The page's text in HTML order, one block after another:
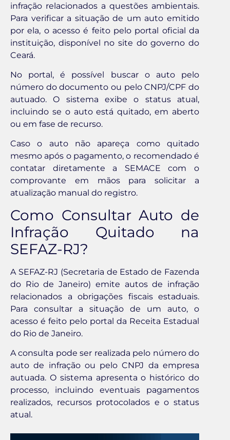
infração relacionados a questões ambientais.
Para verificar a situação de um auto emitido
por ela, o acesso é feito pelo portal oficial da
instituição, disponível no site do governo do
Ceará.
No portal, é possível buscar o auto pelo
número do documento ou pelo CNPJ/CPF do
autuado. O sistema exibe o status atual,
incluindo se o auto está quitado, em aberto
ou em fase de recurso.
Caso o auto não apareça como quitado
mesmo após o pagamento, o recomendado é
contatar diretamente a SEMACE com o
comprovante em mãos para solicitar a
atualização manual do registro.
Como Consultar Auto de
Infração Quitado na
SEFAZ-RJ?
A SEFAZ-RJ (Secretaria de Estado de Fazenda
do Rio de Janeiro) emite autos de infração
relacionados a obrigações fiscais estaduais.
Para consultar a situação de um auto, o
acesso é feito pelo portal da Receita Estadual
do Rio de Janeiro.
A consulta pode ser realizada pelo número do
auto de infração ou pelo CNPJ da empresa
autuada. O sistema apresenta o histórico do
processo, incluindo eventuais pagamentos
realizados, recursos protocolados e o status
atual.